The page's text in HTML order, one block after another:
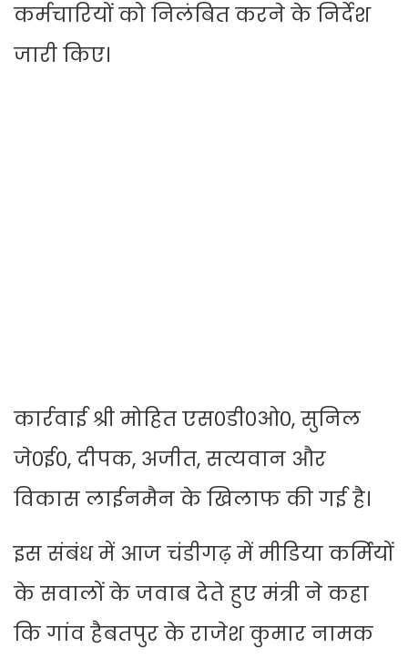
कर्मचारियों को निलंबित करने के निर्देश
जारी किए।
कार्रवाई श्री मोहित एस०डी०ओ०, सुनिल
जे०ई०, दीपक, अजीत, सत्यवान और
विकास लाईनमैन के खिलाफ की गई है।
इस संबंध में आज चंडीगढ़ में मीडिया कर्मियों
के सवालों के जवाब देते हुए मंत्री ने कहा
कि गांव हैबतपुर के राजेश कुमार नामक